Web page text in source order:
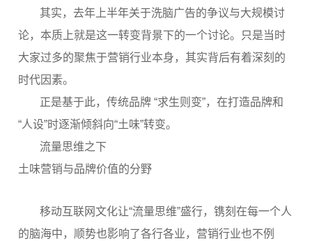
其实，去年上半年关于洗脑广告的争议与大规模讨
论，本质上就是这一转变背景下的一个讨论。只是当时
大家过多的聚焦于营销行业本身，其实背后有着深刻的
时代因素。
正是基于此，传统品牌 “求生则变”，在打造品牌和
“人设”时逐渐倾斜向“土味”转变。
流量思维之下
土味营销与品牌价值的分野
移动互联网文化让“流量思维”盛行，镌刻在每一个人
的脑海中，顺势也影响了各行各业，营销行业也不例